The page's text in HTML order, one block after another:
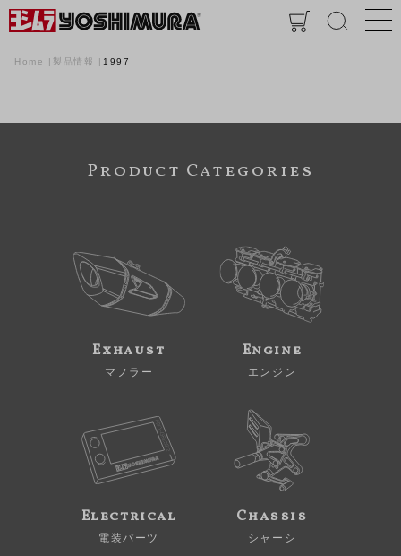
Home 製品情報 1997
Product Categories
Exhaust
マフラー
Engine
エンジン
Electrical
電装パーツ
Chassis
シャーシ